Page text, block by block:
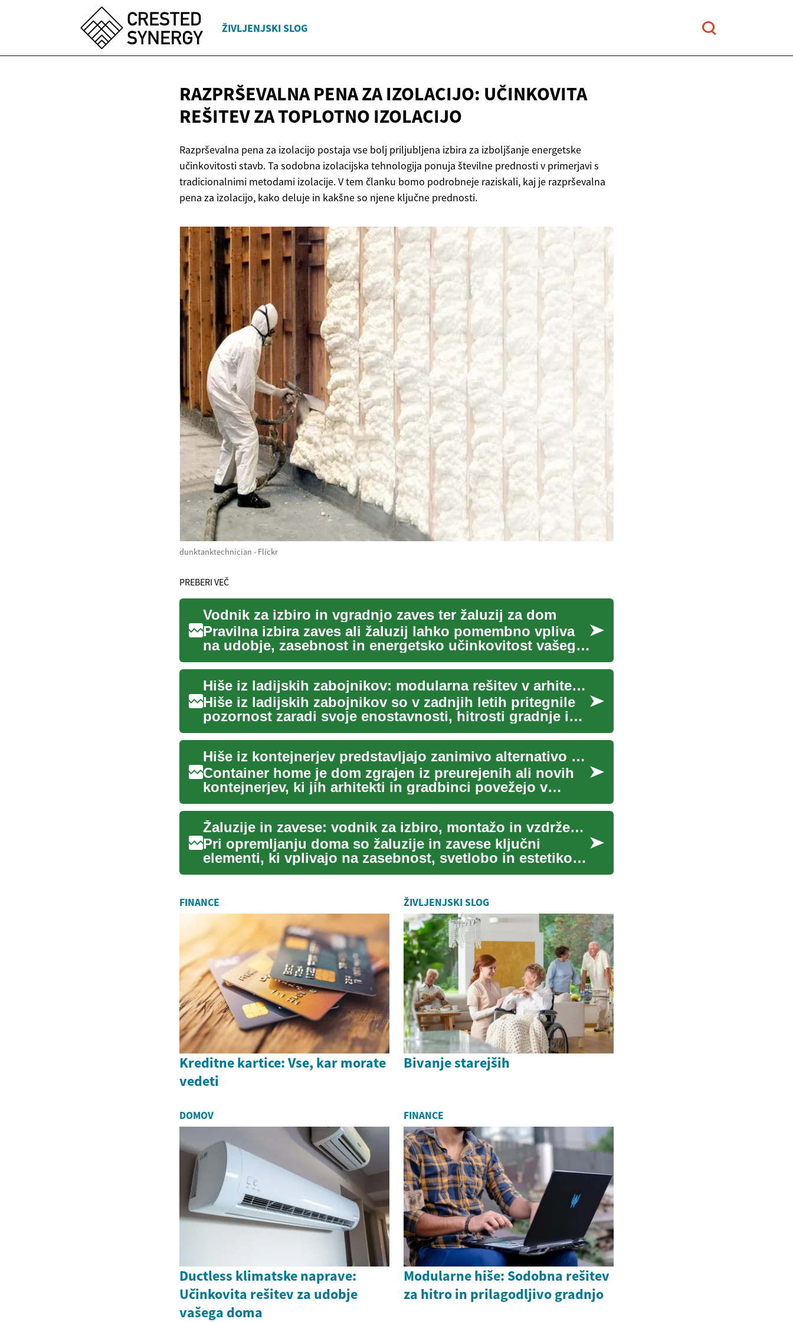
ŽIVLJENJSKI SLOG
RAZPRŠEVALNA PENA ZA IZOLACIJO: UČINKOVITA
REŠITEV ZATOPLOTNO IZOLACIJO
Razprševalna pena za izolacijo postaja vse bolj priljubljena izbira za izboljšanje energetske
učinkovitosti stavb. Ta sodobna izolacijska tehnologija ponuja številne prednosti v primerjavi s
tradicionalnimi metodami izolacije. V tem članku bomo podrobneje raziskali, kaj je razprševalna
pena za izolacijo, kako deluje in kakšne so njene ključne prednosti.
dunktanktechnician - Flickr
PREBERI VEČ
Vodnik za izbiro in vgradnjo zaves ter žaluzij za dom
Pravilna izbira zaves ali žaluzij lahko pomembno vpliva
na udobje, zasebnost in energetsko učinkovitost vašega
doma. ...
Hiše iz ladijskih zabojnikov: modularna rešitev v arhitekturi
Hiše iz ladijskih zabojnikov so v zadnjih letih pritegnile
pozornost zaradi svoje enostavnosti, hitrosti gradnje in
i...
Hiše iz kontejnerjev predstavljajo zanimivo alternativo klasičnemu gradbeništvu: hitreje gradljive, pogosto cenejše in zelo prilagodljive modularne rešitve. Takšni projekti združujejo reciklirane shipping container enote z inovativno architecture, kar odpira možnosti za zunanji dizajn, notranjo razporeditev in trajnost. Pred odločitvijo je pomembno razumeti prednosti, omejitve in lokalne predpise.
Container home je dom zgrajen iz preurejenih ali novih
kontejnerjev, ki jih arhitekti in gradbinci povežejo v
bivalne...
Žaluzije in zavese: vodnik za izbiro, montažo in vzdrževanje
Pri opremljanju doma so žaluzije in zavese ključni
elementi, ki vplivajo na zasebnost, svetlobo in estetiko
prostorov...
FINANCE
Kreditne kartice: Vse, kar morate
vedeti
ŽIVLJENJSKI SLOG
Bivanje starejših
DOMOV
Ductless klimatske naprave:
Učinkovita rešitev za udobje
vašega doma
FINANCE
Modularne hiše: Sodobna rešitev
za hitro in prilagodljivo gradnjo